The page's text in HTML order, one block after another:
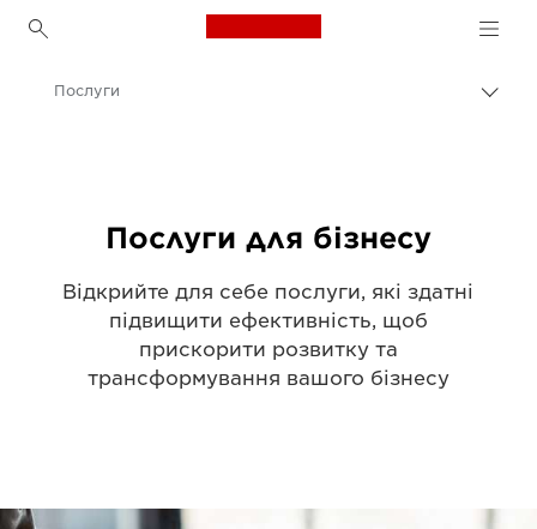
Canon Logo, back to
Послуги
Послуги для бізнесу
Відкрийте для себе послуги, які здатні
підвищити ефективність, щоб
прискорити розвитку та
трансформування вашого бізнесу